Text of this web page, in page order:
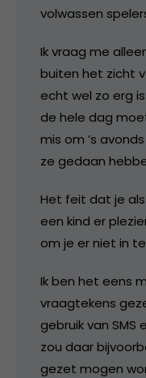
volwassen
Ik vraag me
buiten het zicht
echt wel zo erg
de hele dag
mis om ’s
ze gedaan
Het feit dat je
een kind er
om je er niet in
Ik ben het eens
vraagtekens
gebruik van
zou daar
gezet mogen